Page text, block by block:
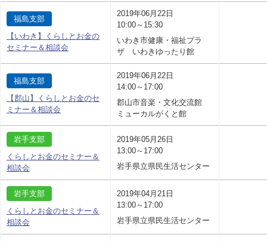
福島支部
【いわき】くらしとお金の
セミナー＆相談会
2019年06月22日
10:00～15:30
いわき市健康・福祉プラ
ザ いわきゆったり館
福島支部
【郡山】くらしとお金のセ
ミナー＆相談会
2019年06月22日
14:00～17:00
郡山市音楽・文化交流館
ミューカルがくと館
岩手支部
くらしとお金のセミナー＆
相談会
2019年05月26日
13:00～17:00
岩手県立県民生活センター
岩手支部
くらしとお金のセミナー＆
相談会
2019年04月21日
13:00～17:00
岩手県立県民生活センター